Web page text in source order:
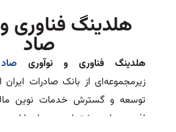
هلدینگ فناوری
صاد
هلدینگ فناوری و نوآوری صاد
زیرمجموعه‌ای از بانک صادرات
توسعه و گسترش خدمات نوین
افزوده برای مشتریان و سهامداران،